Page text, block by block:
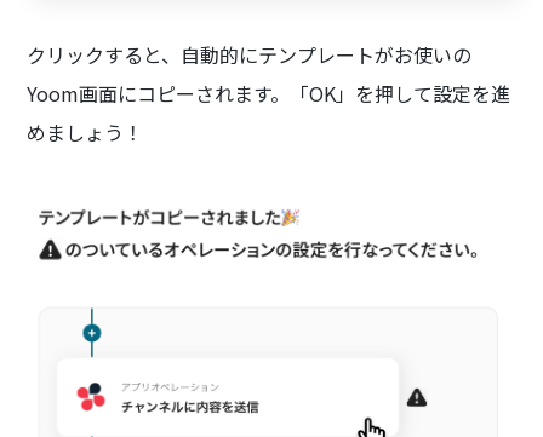
クリックすると、自動的にテンプレートがお使いの
Yoom画面にコピーされます。「OK」を押して設定を進
めましょう！